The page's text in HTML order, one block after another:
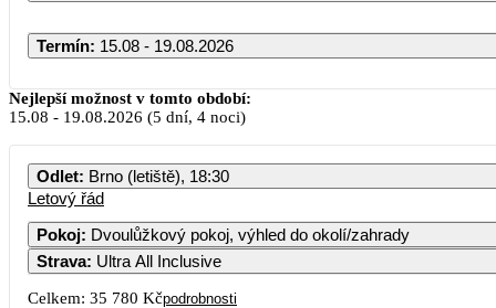
Termín: 15.08 - 19.08.2026
Srpen 2026
PO ÚT ST ČT PÁ
Nejlepší možnost v tomto období:
15.08 - 19.08.2026 (5 dní, 4 noci)
Odlet: Brno (letiště), 18:30
Letový řád
Pokoj: Dvoulůžkový pokoj, výhled do okolí/zahrady
Strava: Ultra All Inclusive
Celkem: 35 780 Kčpodrobnosti